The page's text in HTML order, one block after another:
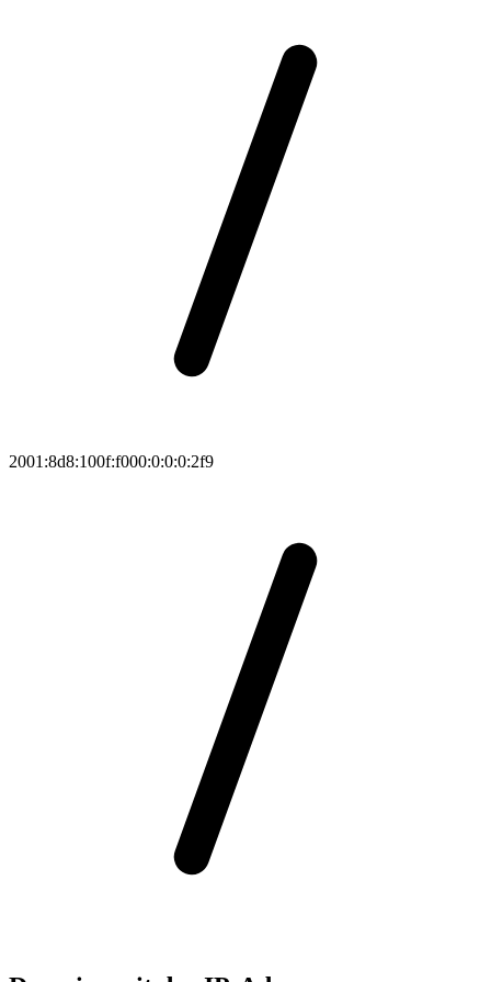
2001:8d8:100f:f000:0:0:0:2f9